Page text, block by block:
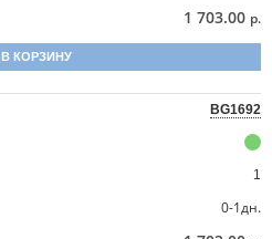
1 703.00 р.
В КОРЗИНУ
BG1692
1
0-1дн.